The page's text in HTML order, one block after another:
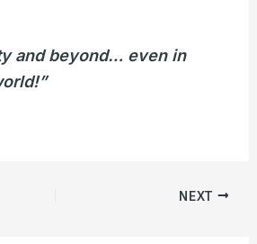
and beyond… even in
NEXT